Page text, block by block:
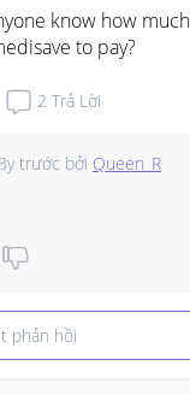
know how
to pay?
2 Trả Lời
3y trước bởi Queen_R
phản hồi